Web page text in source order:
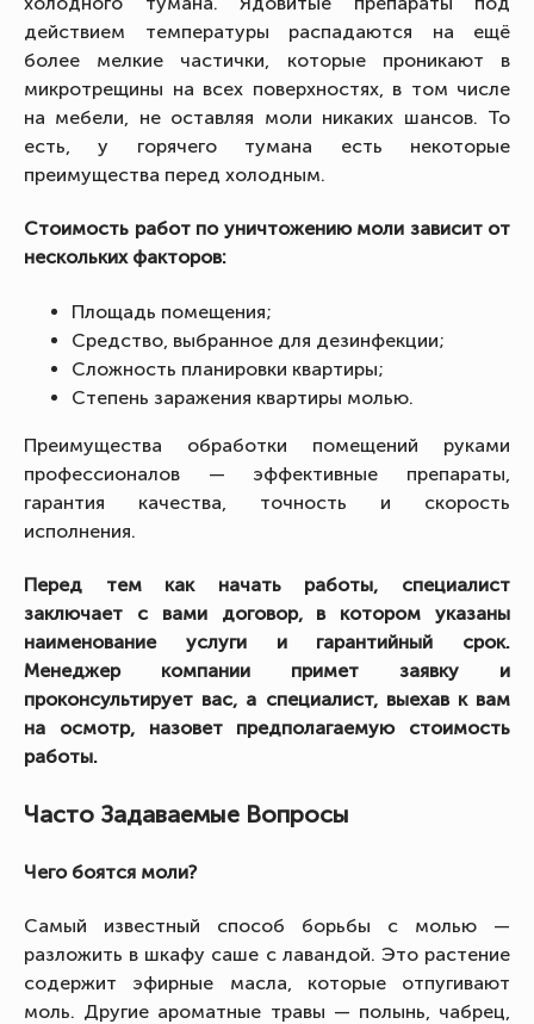
действием температуры распадаются на ещё
более мелкие частички, которые проникают в
микротрещины на всех поверхностях, в том числе
на мебели, не оставляя моли никаких шансов. То
есть, у горячего тумана есть некоторые
преимущества перед холодным.
Стоимость работ по уничтожению моли зависит от
нескольких факторов:
Площадь помещения;
Средство, выбранное для дезинфекции;
Сложность планировки квартиры;
Степень заражения квартиры молью.
Преимущества обработки помещений руками
профессионалов — эффективные препараты,
гарантия качества, точность и скорость
исполнения.
Перед тем как начать работы, специалист
заключает с вами договор, в котором указаны
наименование услуги и гарантийный срок.
Менеджер компании примет заявку и
проконсультирует вас, а специалист, выехав к вам
на осмотр, назовет предполагаемую стоимость
работы.
Часто Задаваемые Вопросы
Чего боятся моли?
Самый известный способ борьбы с молью —
разложить в шкафу саше с лавандой. Это растение
содержит эфирные масла, которые отпугивают
моль. Другие ароматные травы — полынь, чабрец,